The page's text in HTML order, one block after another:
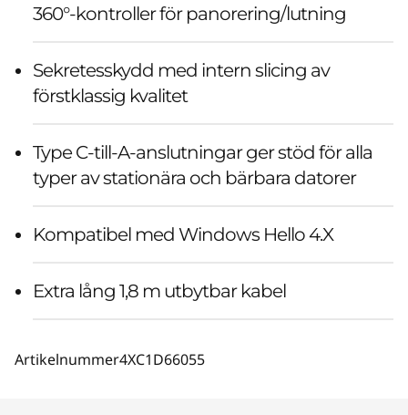
360°-kontroller för panorering/lutning
Sekretesskydd med intern slicing av
förstklassig kvalitet
Type C-till-A-anslutningar ger stöd för alla
typer av stationära och bärbara datorer
Kompatibel med Windows Hello 4.X
Extra lång 1,8 m utbytbar kabel
Artikelnummer4XC1D66055